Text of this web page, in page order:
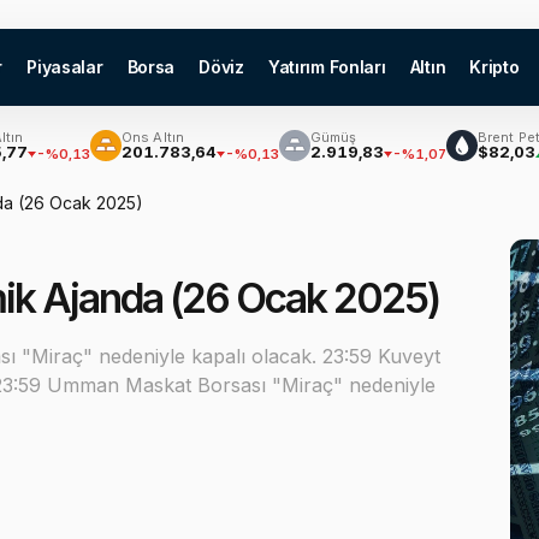
Piyasalar Borsa Döviz Yatırım Fonları Altın Kripto
Ons Altın
201.783,64 -%0,13
Gümüş
2.919,83 -%1,07
Brent Petrol
$82,03
(26 Ocak 2025)
Ajanda (26 Ocak 2025)
"Miraç" nedeniyle kapalı olacak. 23:59 Kuveyt
Umman Maskat Borsası "Miraç" nedeniyle